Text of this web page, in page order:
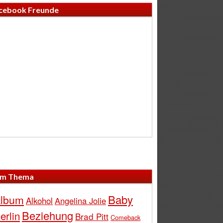
Freunde
Thema
Alkohol Angelina Jolie Baby
Beziehung Brad Pitt Comeback